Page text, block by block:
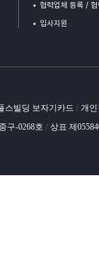
협력업체 등록 /
입사지원
스빌딩 보자기카드 / 개
구-0268호 / 상표 제